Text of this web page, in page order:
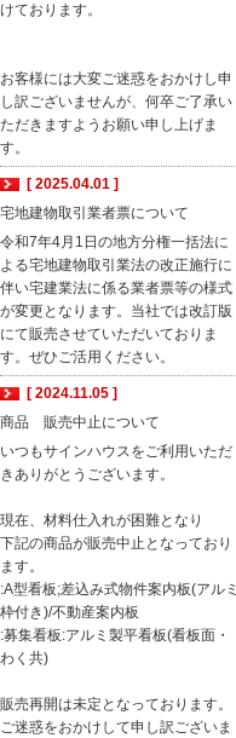
けております。
お客様には大変ご迷惑をおかけし申
し訳ございませんが、何卒ご了承い
ただきますようお願い申し上げま
す。
[ 2025.04.01 ]
宅地建物取引業者票について
令和7年4月1日の地方分権一括法に
よる宅地建物取引業法の改正施行に
伴い宅建業法に係る業者票等の様式
が変更となります。当社では改訂版
にて販売させていただいておりま
す。ぜひご活用ください。
[ 2024.11.05 ]
商品 販売中止について
いつもサインハウスをご利用いただ
きありがとうございます。
現在、材料仕入れが困難となり
下記の商品が販売中止となっており
ます。
:A型看板;差込み式物件案内板(アルミ
枠付き)/不動産案内板
:募集看板:アルミ製平看板(看板面・
わく共)
販売再開は未定となっております。
ご迷惑をおかけして申し訳ございま